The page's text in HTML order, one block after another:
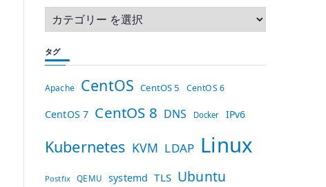
タグ
Apache CentOS CentOS 5 CentOS 6
CentOS 7 CentOS 8 DNS Docker IPv6
Kubernetes KVM LDAP Linux
Postfix QEMU systemd TLS Ubuntu